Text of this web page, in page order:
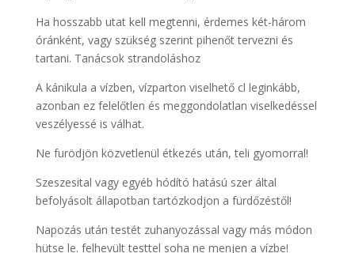
Ha hosszabb utat kell megtenni, érdemes két-három
óránként, vagy szükség szerint pihenőt tervezni és
tartani. Tanácsok strandoláshoz
A kánikula a vízben, vízparton viselhető cl leginkább,
azonban ez felelőtlen és meggondolatlan viselkedéssel
veszélyessé is válhat.
Ne furödjön közvetlenül étkezés után, teli gyomorral!
Szeszesital vagy egyéb hódító hatású szer által
befolyásolt állapotban tartózkodjon a fürdőzéstől!
Napozás után testét zuhanyozással vagy más módon
hütse le. felhevült testtel soha ne menjen a vízbe!